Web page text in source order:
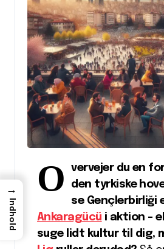
O
vervejer du en
den tyrkiske
se Gençlerbirliği
Ankaragücü i aktion –
suge lidt kultur til dig,
→
Indhold